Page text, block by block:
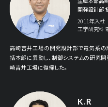
開発設計部
2011年入社
工学研究科
高崎吉井工場の開発設計部で電気系の
括本部に異動し、制御システムの研究
崎吉井工場に復帰した。
K.R